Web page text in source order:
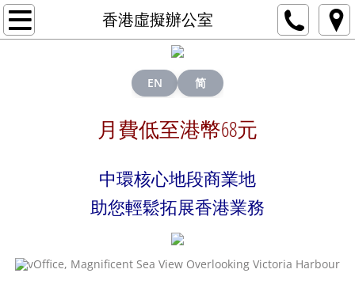
香港虛擬辦公室
香港虛擬辦公室
網上註冊公司
開公司流程
有限公司 vs 無限公司
免費公司名稱查詢
EN 简
月費低至港幣68元
中環核心地段商業地
助您輕鬆拓展香港業務